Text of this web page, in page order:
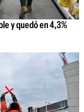
y quedó en 4,3%